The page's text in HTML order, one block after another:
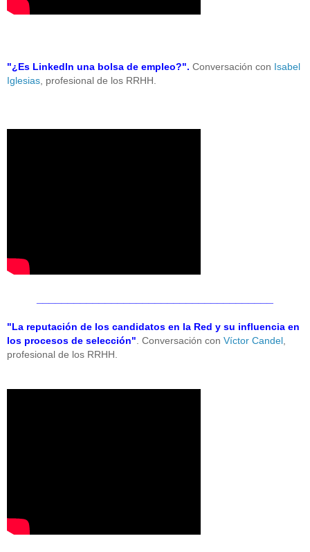
"¿Es LinkedIn una bolsa de empleo?". Conversación con Isabel
Iglesias, profesional de los RRHH.
"La reputación de los candidatos en la Red y su influencia en
los procesos de selección". Conversación con Víctor Candel ,
profesional de los RRHH.